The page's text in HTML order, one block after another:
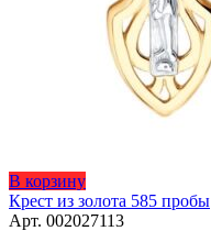
В корзину
Крест из золота 585 пробы
Арт. 002027113